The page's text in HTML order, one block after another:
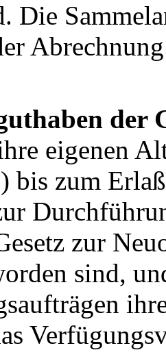
Die
der
eigenen
bis zum
zur
sind,